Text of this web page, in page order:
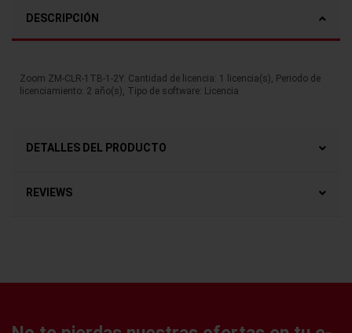
DESCRIPCIÓN
Zoom ZM-CLR-1TB-1-2Y. Cantidad de licencia: 1 licencia(s), Periodo de
licenciamiento: 2 año(s), Tipo de software: Licencia
DETALLES DEL PRODUCTO
REVIEWS